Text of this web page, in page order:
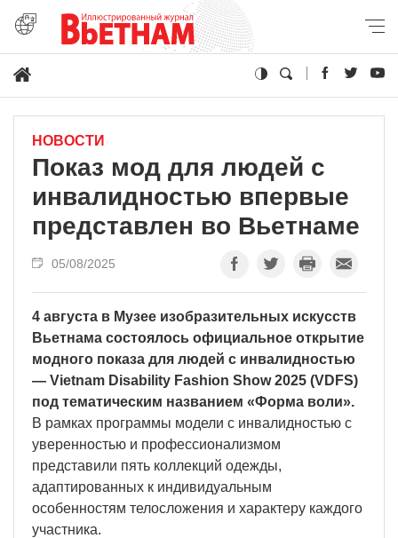
НОВОСТИ
Показ мод для людей с
инвалидностью впервые
представлен во Вьетнаме
05/08/2025
4 августа в Музее изобразительных искусств
Вьетнама состоялось официальное открытие
модного показа для людей с инвалидностью
— Vietnam Disability Fashion Show 2025 (VDFS)
под тематическим названием «Форма воли».
В рамках программы модели с инвалидностью с
уверенностью и профессионализмом
представили пять коллекций одежды,
адаптированных к индивидуальным
особенностям телосложения и характеру каждого
участника.